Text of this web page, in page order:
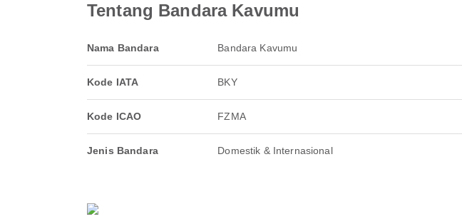
Tentang Bandara Kavumu
Nama Bandara Bandara Kavumu
Kode IATA BKY
Kode ICAO FZMA
Jenis Bandara Domestik & Internasional